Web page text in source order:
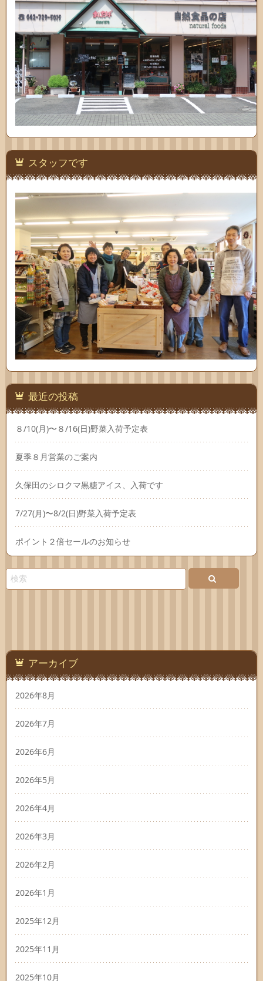
スタッフです
最近の投稿
８/10(月)〜８/16(日)野菜入荷予定表
夏季８月営業のご案内
久保田のシロクマ黒糖アイス、入荷です
7/27(月)〜8/2(日)野菜入荷予定表
ポイント２倍セールのお知らせ
アーカイブ
2026年8月
2026年7月
2026年6月
2026年5月
2026年4月
2026年3月
2026年2月
2026年1月
2025年12月
2025年11月
2025年10月